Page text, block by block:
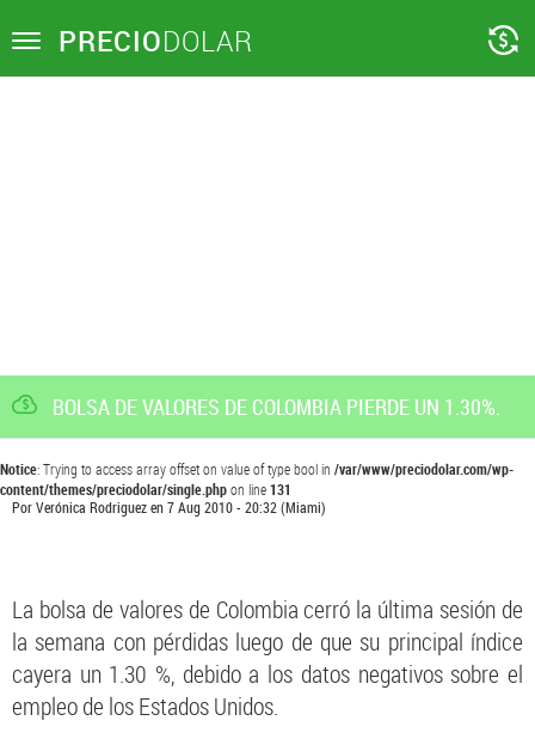
Toggle PRECIODOLAR
BOLSA DE VALORES DE COLOMBIA PIERDE UN 1.30%.
Notice: Trying to access array offset on value of type bool in /var/www/preciodolar.com/wp-
content/themes/preciodolar/single.phpon line131
PorVerónica Rodriguezen7 Aug 2010 - 20:32 (Miami)
La bolsa de valores de Colombia cerró la última sesión de
la semana con pérdidas luego de que su principal índice
cayera un 1.30 %, debido a los datos negativos sobre el
empleo de los Estados Unidos.